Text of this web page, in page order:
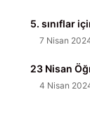
5. sınıflar
7 Nisan
23 Nisan
4 Nisan